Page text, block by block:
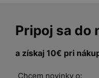
Pripoj sa do
a získaj 10€ pri
Chcem novinky o: